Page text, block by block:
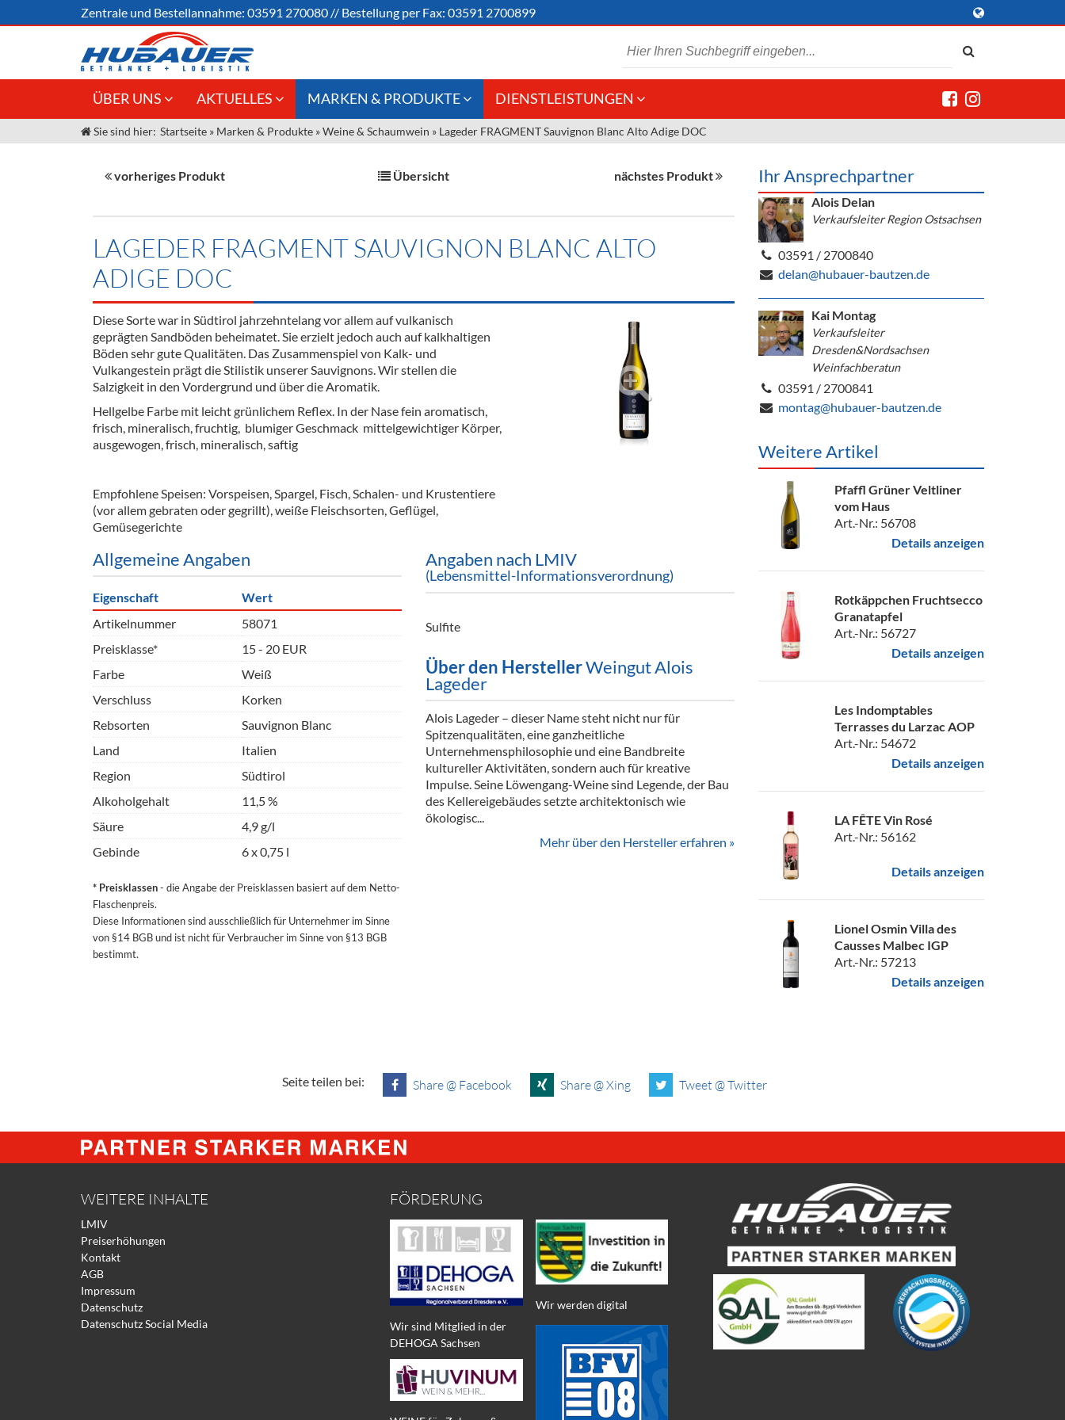
Zentrale und Bestellannahme: 03591 270080 // Bestellung per Fax: 03591 2700899
ÜBER UNS
Jobs
Unser Liefergebiet
AKTUELLES
Angebote Gastronomie &
Gastronomie
Großhandel
Innovation - Die Neue Art des
Termine
MARKEN & PRODUKTE
Weine & Schaumwein
Öle & Küchenartikel
Kaffee
Barzubehör
Gläser
Theken + Zubehör
Verpackung
DIENSTLEISTUNGEN
Kommisionskauf &
Sie sind hier: Startseite » Marken & Produkte »Weine & Schaumwein » Lageder FRAGMENT Sauvignon Blanc Alto Adige DOC
vorheriges Produkt Übersicht nächstes Produkt
LAGEDER FRAGMENT SAUVIGNON BLANC ALTO
ADIGE DOC
Diese Sorte war in Südtirol jahrzehntelang vor allem auf vulkanisch
geprägten Sandböden beheimatet. Sie erzielt jedoch auch auf kalkhaltigen
Böden sehr gute Qualitäten. Das Zusammenspiel von Kalk- und
Vulkangestein prägt die Stilistik unserer Sauvignons. Wir stellen die
Salzigkeit in den Vordergrund und über die Aromatik.
Hellgelbe Farbe mit leicht grünlichem Reflex. In der Nase fein aromatisch,
frisch, mineralisch, fruchtig, blumiger Geschmack mittelgewichtiger Körper,
ausgewogen, frisch, mineralisch, saftig
Empfohlene Speisen: Vorspeisen, Spargel, Fisch, Schalen- und Krustentiere
(vor allem gebraten oder gegrillt), weiße Fleischsorten, Geflügel,
Gemüsegerichte
Allgemeine Angaben
Eigenschaft
Wert
Artikelnummer
58071
Preisklasse*
15 - 20 EUR
Farbe
Weiß
Verschluss
Korken
Rebsorten
Sauvignon Blanc
Land
Italien
Region
Südtirol
Alkoholgehalt
11,5 %
Säure
4,9 g/l
Gebinde
6 x 0,75 l
* Preisklassen- die Angabe der Preisklassen basiert auf dem Netto-
Flaschenpreis.
Diese Informationen sind ausschließlich für Unternehmer im Sinne
von §14 BGB und ist nicht für Verbraucher im Sinne von §13 BGB
bestimmt.
Angaben nach LMIV
(Lebensmittel-Informationsverordnung)
Sulfite
Über den HerstellerWeingut Alois
Lageder
Alois Lageder – dieser Name steht nicht nur für
Spitzenqualitäten, eine ganzheitliche
Unternehmensphilosophie und eine Bandbreite
kultureller Aktivitäten, sondern auch für kreative
Impulse. Seine Löwengang-Weine sind Legende, der Bau
des Kellereigebäudes setzte architektonisch wie
ökologisc...
Mehr über den Hersteller erfahren »
Ihr Ansprechpartner
Alois Delan
Verkaufsleiter Region Ostsachsen
03591 / 2700840
delan@hubauer-bautzen.de
Kai Montag
Verkaufsleiter
Dresden&Nordsachsen
Weinfachberatun
03591 / 2700841
montag@hubauer-bautzen.de
Weitere Artikel
Pfaffl Grüner Veltliner
vom Haus
Art.-Nr.: 56708
Details anzeigen
Rotkäppchen Fruchtsecco
Granatapfel
Art.-Nr.: 56727
Details anzeigen
Les Indomptables
Terrasses du Larzac AOP
Art.-Nr.: 54672
Details anzeigen
LA FÊTE Vin Rosé
Art.-Nr.: 56162
Details anzeigen
Lionel Osmin Villa des
Causses Malbec IGP
Art.-Nr.: 57213
Details anzeigen
Seite teilen bei: Share @ Facebook Share @ Xing Tweet @ Twitter
WEITERE INHALTE
LMIV
Preiserhöhungen
Kontakt
AGB
Impressum
Datenschutz
Datenschutz Social Media
FÖRDERUNG
Wir sind Mitglied in der
DEHOGA Sachsen
Wir werden digital